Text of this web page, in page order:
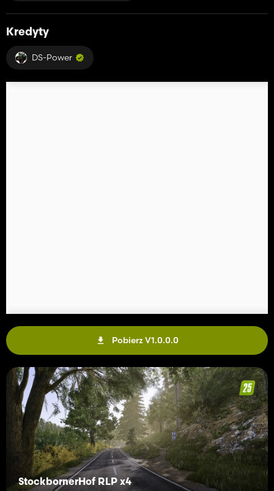
Kredyty
DS-Power
Pobierz V1.0.0.0
StockbornerHof RLP x4